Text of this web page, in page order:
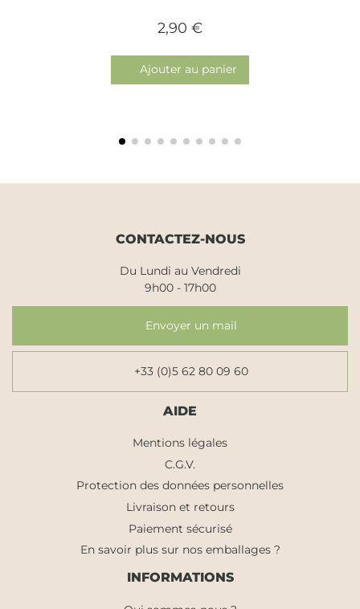
2,90 €
Ajouter au panier
CONTACTEZ-NOUS
Du Lundi au Vendredi
9h00 - 17h00
Envoyer un mail
+33 (0)5 62 80 09 60
AIDE
Mentions légales
C.G.V.
Protection des données personnelles
Livraison et retours
Paiement sécurisé
En savoir plus sur nos emballages ?
INFORMATIONS